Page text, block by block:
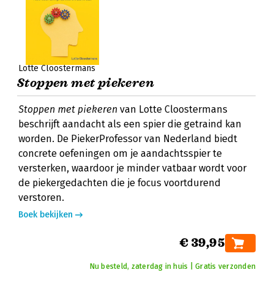
Lotte Cloostermans
Stoppen met piekeren
Stoppen met piekeren van Lotte Cloostermans
beschrijft aandacht als een spier die getraind kan
worden. De PiekerProfessor van Nederland biedt
concrete oefeningen om je aandachtsspier te
versterken, waardoor je minder vatbaar wordt voor
de piekergedachten die je focus voortdurend
verstoren.
Boek bekijken
€ 39,95
Nu besteld, zaterdag in huis | Gratis verzonden